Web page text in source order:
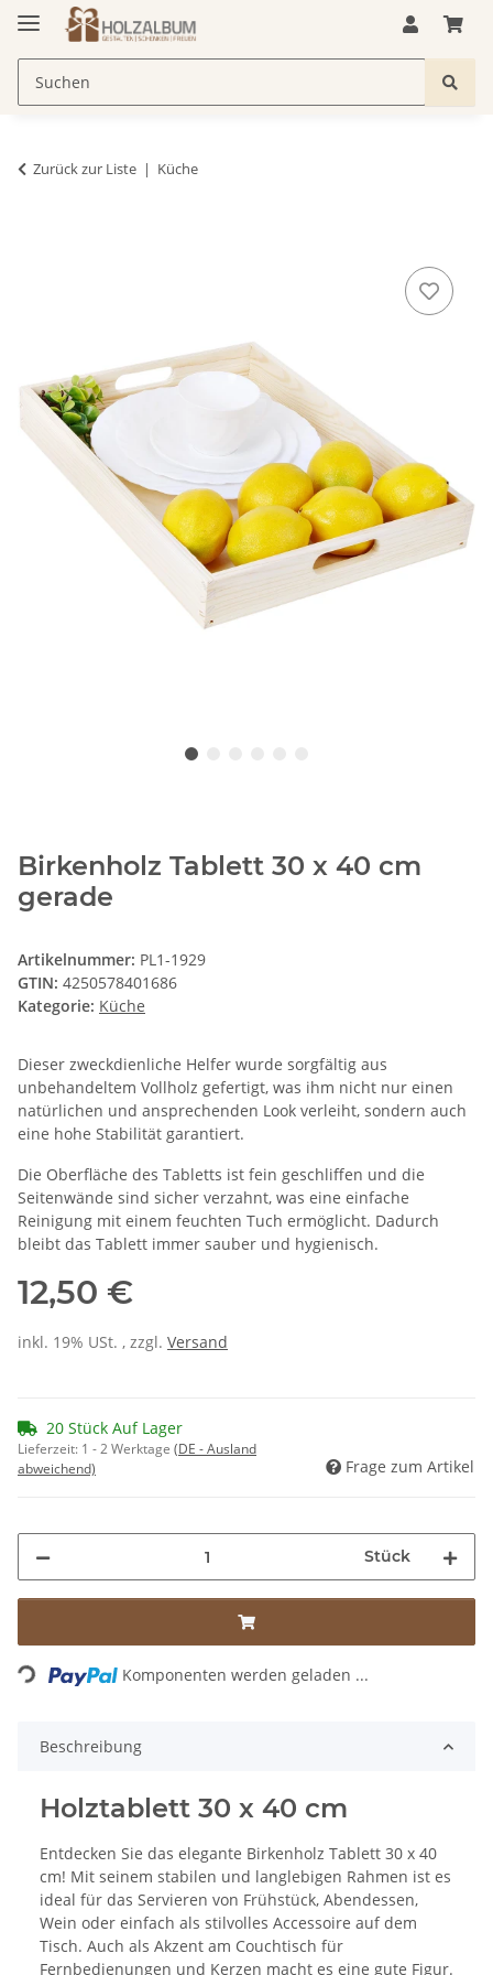
Zurück zur Liste Küche
Birkenholz Tablett 30 x 40 cm
gerade
Artikelnummer: PL1-1929
GTIN: 4250578401686
Kategorie: Küche
Dieser zweckdienliche Helfer wurde sorgfältig aus
unbehandeltem Vollholz gefertigt, was ihm nicht nur einen
natürlichen und ansprechenden Look verleiht, sondern auch
eine hohe Stabilität garantiert.
Die Oberfläche des Tabletts ist fein geschliffen und die
Seitenwände sind sicher verzahnt, was eine einfache
Reinigung mit einem feuchten Tuch ermöglicht. Dadurch
bleibt das Tablett immer sauber und hygienisch.
12,50 €
inkl. 19% USt. , zzgl. Versand
20 Stück Auf Lager
Lieferzeit: 1 - 2 Werktage (DE - Ausland
abweichend)
Frage zum Artikel
Stück
Loading... Komponenten werden geladen ...
Beschreibung
Holztablett 30 x 40 cm
Entdecken Sie das elegante Birkenholz Tablett 30 x 40
cm! Mit seinem stabilen und langlebigen Rahmen ist es
ideal für das Servieren von Frühstück, Abendessen,
Wein oder einfach als stilvolles Accessoire auf dem
Tisch. Auch als Akzent am Couchtisch für
Fernbedienungen und Kerzen macht es eine gute Figur.